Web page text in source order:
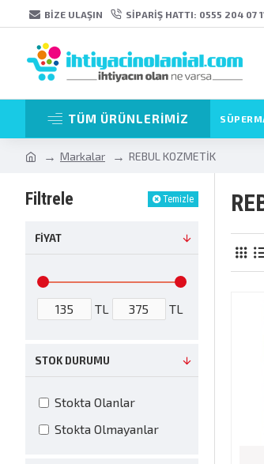
BIZE ULAŞIN SIPARIŞ HATTI: 0555 204 07
TÜM ÜRÜNLERİMİZ
Markalar REBUL KOZMETİK
Filtrele Temizle
FIYAT
TL TL
STOK DURUMU
Stokta Olanlar
Stokta Olmayanlar